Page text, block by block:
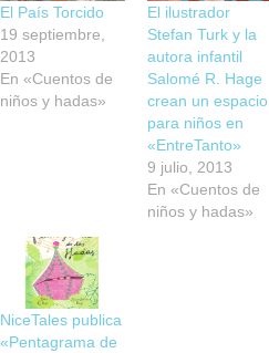
El País Torcido
19 septiembre,
2013
En «Cuentos de
niños y hadas»
El ilustrador
Stefan Turk y la
autora infantil
Salomé R. Hage
crean un espacio
para niños en
«EntreTanto»
9 julio, 2013
En «Cuentos de
niños y hadas»
NiceTales publica
«Pentagrama de